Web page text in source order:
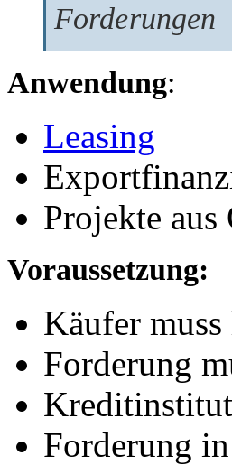
Forderungen
Anwendung:
Leasing
Projekte
Voraussetzung:
Käufer
Forderung
Forderung